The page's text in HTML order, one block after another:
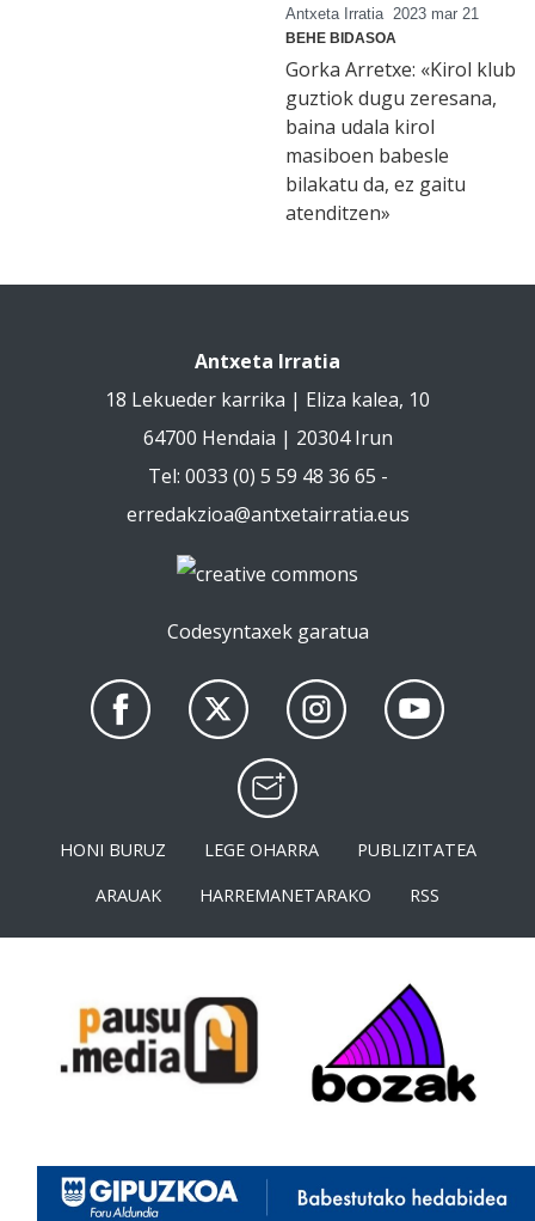
Antxeta Irratia 2023 mar 21
BEHE BIDASOA
Gorka Arretxe: «Kirol klub
guztiok dugu zeresana,
baina udala kirol
masiboen babesle
bilakatu da, ez gaitu
atenditzen»
Antxeta Irratia
18 Lekueder karrika | Eliza kalea, 10
64700 Hendaia | 20304 Irun
Tel: 0033 (0) 5 59 48 36 65 -
erredakzioa@antxetairratia.eus
Codesyntaxek garatua
HONI BURUZ LEGE OHARRA
PUBLIZITATEA
ARAUAK
HARREMANETARAKO RSS